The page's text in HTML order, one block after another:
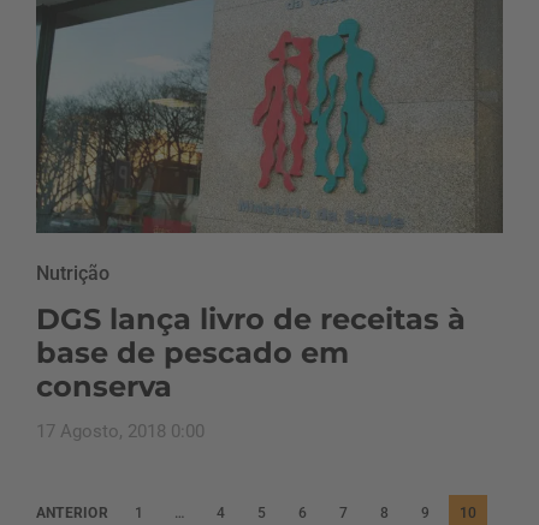
Nutrição
DGS lança livro de receitas à
base de pescado em
conserva
17 Agosto, 2018 0:00
P
ANTERIOR 1 … 4 5 6 7 8 9 10